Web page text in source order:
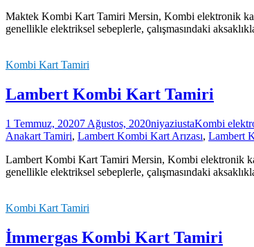
Maktek Kombi Kart Tamiri Mersin, Kombi elektronik
genellikle elektriksel sebeplerle, çalışmasındaki
Kombi Kart Tamiri
Lambert Kombi Kart Tamiri
1 Temmuz, 20207 Ağustos, 2020niyaziustaKombi
Anakart Tamiri, Lambert Kombi Kart Arızası, Lambert
Lambert Kombi Kart Tamiri Mersin, Kombi elektronik
genellikle elektriksel sebeplerle, çalışmasındaki
Kombi Kart Tamiri
İmmergas Kombi Kart Tamiri